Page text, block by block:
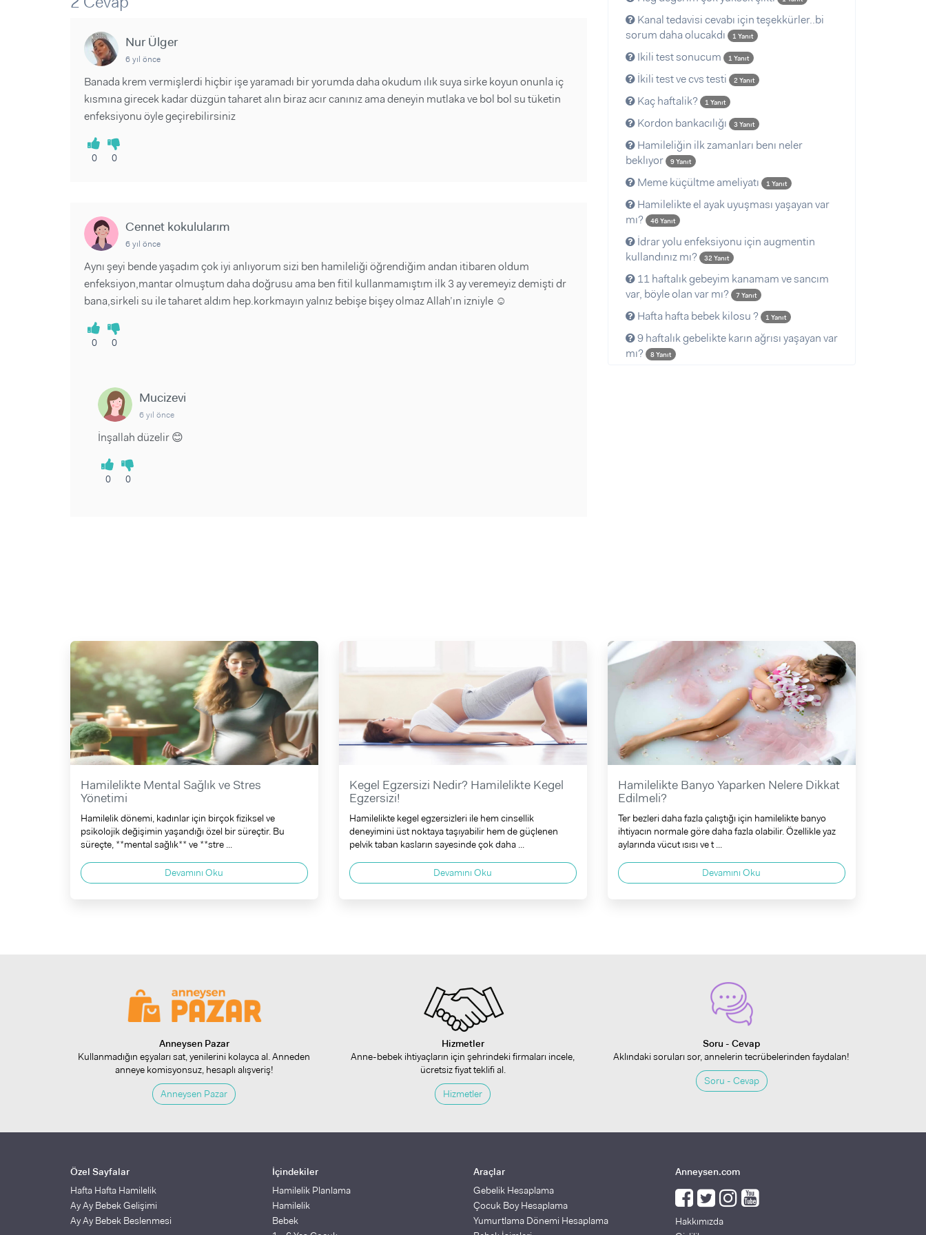
Sorular ve Yanıtlar
Makaleler
Videolar
Nur Ülger
6 yıl önce
Banada krem vermişlerdi hiçbir işe yaramadı bir yorumda daha okudum ılık suya sirke koyun onunla iç
kısmına girecek kadar düzgün taharet alın biraz acır canınız ama deneyin mutlaka ve bol bol su tüketin
enfeksiyonu öyle geçirebilirsiniz
0 0
Cennet kokulularım
6 yıl önce
Aynı şeyi bende yaşadım çok iyi anlıyorum sizi ben hamileliği öğrendiğim andan itibaren oldum
enfeksiyon,mantar olmuştum daha doğrusu ama ben fitil kullanmamıştım ilk 3 ay veremeyiz demişti dr
bana,sirkeli su ile taharet aldım hep.korkmayın yalnız bebişe bişey olmaz Allah’ın izniyle ☺️
0 0
Mucizevi
6 yıl önce
İnşallah düzelir 😊
0 0
Kanal tedavisi cevabı için teşekkürler..bi
sorum daha olucakdı
1 Yanıt
Ikili test sonucum 1 Yanıt
İkili test ve cvs testi 2 Yanıt
Kaç haftalik? 1 Yanıt
Kordon bankacılığı 3 Yanıt
Hamileliğin ilk zamanları benı neler
beklıyor
9 Yanıt
Meme küçültme ameliyatı 1 Yanıt
Hamilelikte el ayak uyuşması yaşayan var
mı?
46 Yanıt
İdrar yolu enfeksiyonu için augmentin
kullandınız mı?
32 Yanıt
11 haftalık gebeyim kanamam ve sancım
var, böyle olan var mı?
7 Yanıt
Hafta hafta bebek kilosu ? 1 Yanıt
9 haftalık gebelikte karın ağrısı yaşayan var
mı?
8 Yanıt
Hamilelikte Mental Sağlık ve Stres
Yönetimi
Hamilelik dönemi, kadınlar için birçok fiziksel ve
psikolojik değişimin yaşandığı özel bir süreçtir. Bu
süreçte, **mental sağlık** ve **stre ...
Devamını Oku
Kegel Egzersizi Nedir? Hamilelikte Kegel
Egzersizi!
Hamilelikte kegel egzersizleri ile hem cinsellik
deneyimini üst noktaya taşıyabilir hem de güçlenen
pelvik taban kasların sayesinde çok daha ...
Devamını Oku
Hamilelikte Banyo Yaparken Nelere Dikkat
Edilmeli?
Ter bezleri daha fazla çalıştığı için hamilelikte banyo
ihtiyacın normale göre daha fazla olabilir. Özellikle yaz
aylarında vücut ısısı ve t ...
Devamını Oku
Anneysen Pazar
Kullanmadığın eşyaları sat, yenilerini kolayca al. Anneden
anneye komisyonsuz, hesaplı alışveriş!
Anneysen Pazar
Hizmetler
Anne-bebek ihtiyaçların için şehrindeki firmaları incele,
ücretsiz fiyat teklifi al.
Hizmetler
Soru - Cevap
Aklındaki soruları sor, annelerin tecrübelerinden faydalan!
Soru - Cevap
Özel Sayfalar
Hafta Hafta Hamilelik
Ay Ay Bebek Gelişimi
Ay Ay Bebek Beslenmesi
İçindekiler
Hamilelik Planlama
Hamilelik
Bebek
Araçlar
Gebelik Hesaplama
Çocuk Boy Hesaplama
Yumurtlama Dönemi Hesaplama
Anneysen.com
Hakkımızda